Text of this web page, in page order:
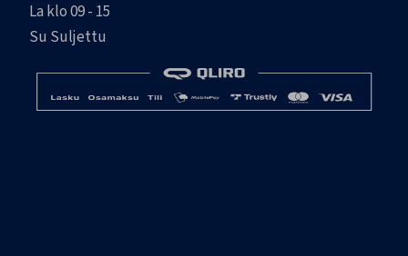
La klo 09 - 15
Su Suljettu